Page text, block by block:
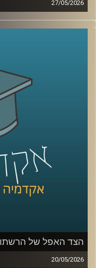
27/05/2026
הרפואה נמצאת היום
ביותר בתולדותיה.
בינה מלאכותית כבר לא
נכנסת אל תוך חדרי
ולעיתים גם אל תוך
האם זה הופך את הרפואה
האופן שבו רופאים
כדי להבין איך השינוי
התחומים הכי רגישים
איתנו היום פרופ’ אסנת
בבילינסון ומשנה לדיקן
שנמצאת בחזית של
עבודה קלינית יומיומית
קרדיט תמונות:
הצד האפל של
20/05/2026